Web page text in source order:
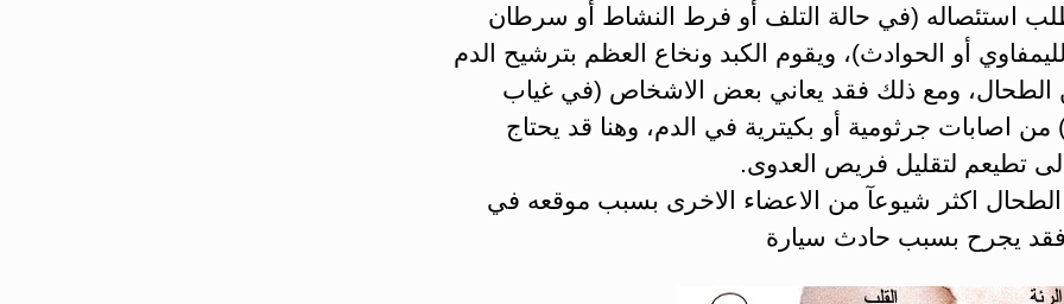
استئصاله (في حالة التلف أو فرط النشاط أو سرطان
أو الحوادث)، ويقوم الكبد ونخاع العظم بترشيح الدم
الطحال، ومع ذلك فقد يعاني بعض الاشخاص (في غياب
من اصابات جرثومية أو بكيترية في الدم، وهنا قد يحتاج
تطيعم لتقليل فريص العدوى.
الطحال اكثر شيوعآ من الاعضاء الاخرى بسبب موقعه في
فقد يجرح بسبب حادث سيارة